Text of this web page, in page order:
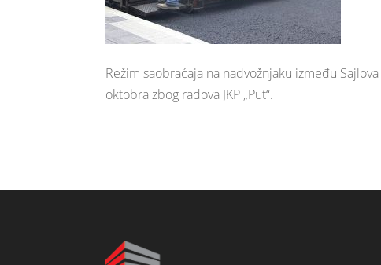
Režim saobraćaja na nadvožnjaku između
oktobra zbog radova JKP „Put“.